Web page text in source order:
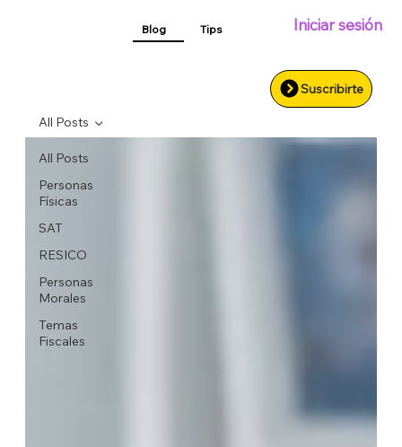
Blog Tips Iniciar sesión
Suscribirte
All Posts
Personas
Físicas
SAT
RESICO
Personas
Morales
Temas
Fiscales
All Posts